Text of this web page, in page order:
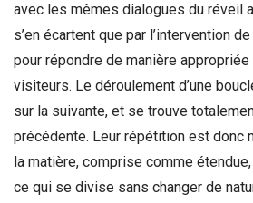
avec les mêmes dialogues du réveil
s’en écartent que par l’intervention
pour répondre de manière
visiteurs. Le déroulement d’une
sur la suivante, et se trouve
précédente. Leur répétition est donc
la matière, comprise comme
ce qui se divise sans changer de